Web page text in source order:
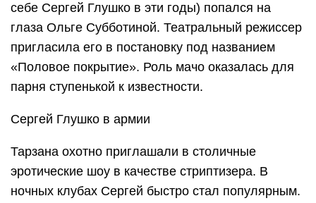
себе Сергей Глушко в эти годы) попался на
глаза Ольге Субботиной. Театральный режиссер
пригласила его в постановку под названием
«Половое покрытие». Роль мачо оказалась для
парня ступенькой к известности.
Сергей Глушко в армии
Тарзана охотно приглашали в столичные
эротические шоу в качестве стриптизера. В
ночных клубах Сергей быстро стал популярным.